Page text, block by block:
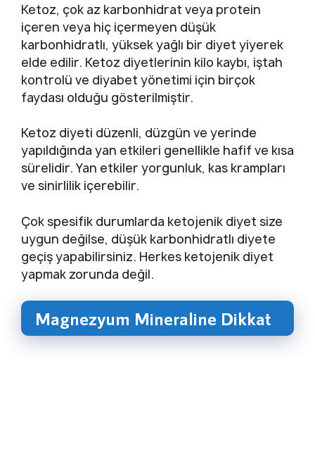
Ketoz, çok az karbonhidrat veya protein
içeren veya hiç içermeyen düşük
karbonhidratlı, yüksek yağlı bir diyet yiyerek
elde edilir. Ketoz diyetlerinin kilo kaybı, iştah
kontrolü ve diyabet yönetimi için birçok
faydası olduğu gösterilmiştir.
Ketoz diyeti düzenli, düzgün ve yerinde
yapıldığında yan etkileri genellikle hafif ve kısa
sürelidir. Yan etkiler yorgunluk, kas krampları
ve sinirlilik içerebilir.
Çok spesifik durumlarda ketojenik diyet size
uygun değilse, düşük karbonhidratlı diyete
geçiş yapabilirsiniz. Herkes ketojenik diyet
yapmak zorunda değil.
Magnezyum Mineraline Dikkat